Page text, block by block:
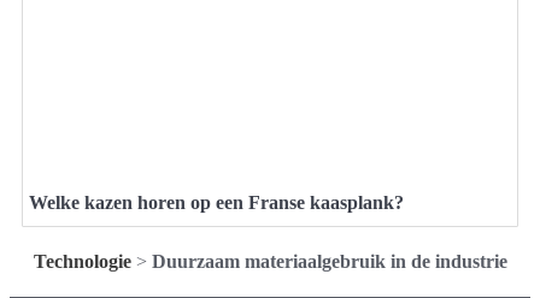
Welke kazen horen op een Franse kaasplank?
Technologie> Duurzaam materiaalgebruik in de industrie